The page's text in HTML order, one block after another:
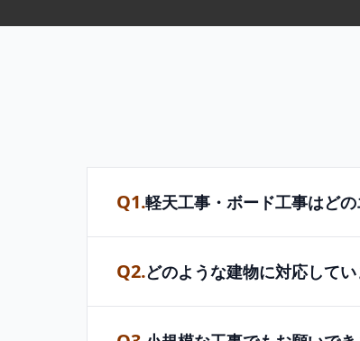
Q1.軽天工事・ボード工事はど
Q2.どのような建物に対応してい